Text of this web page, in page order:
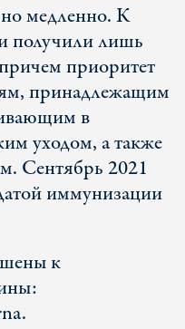
медленно. К
получили лишь
приоритет
принадлежащим
в
уходом, а также
Сентябрь 2021
иммунизации
к